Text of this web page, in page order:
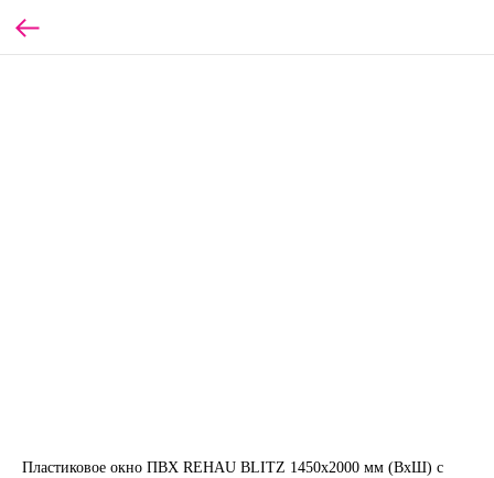
Пластиковое окно ПВХ REHAU BLITZ 1450х2000 мм (ВхШ) с